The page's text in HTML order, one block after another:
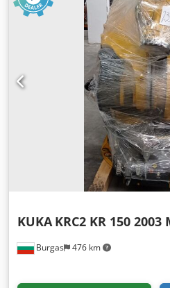
Burgas 476 km
KUKA KRC2 KR 150 2003